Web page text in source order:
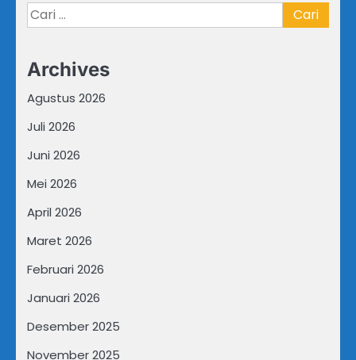
Cari
untuk:
Archives
Agustus 2026
Juli 2026
Juni 2026
Mei 2026
April 2026
Maret 2026
Februari 2026
Januari 2026
Desember 2025
November 2025